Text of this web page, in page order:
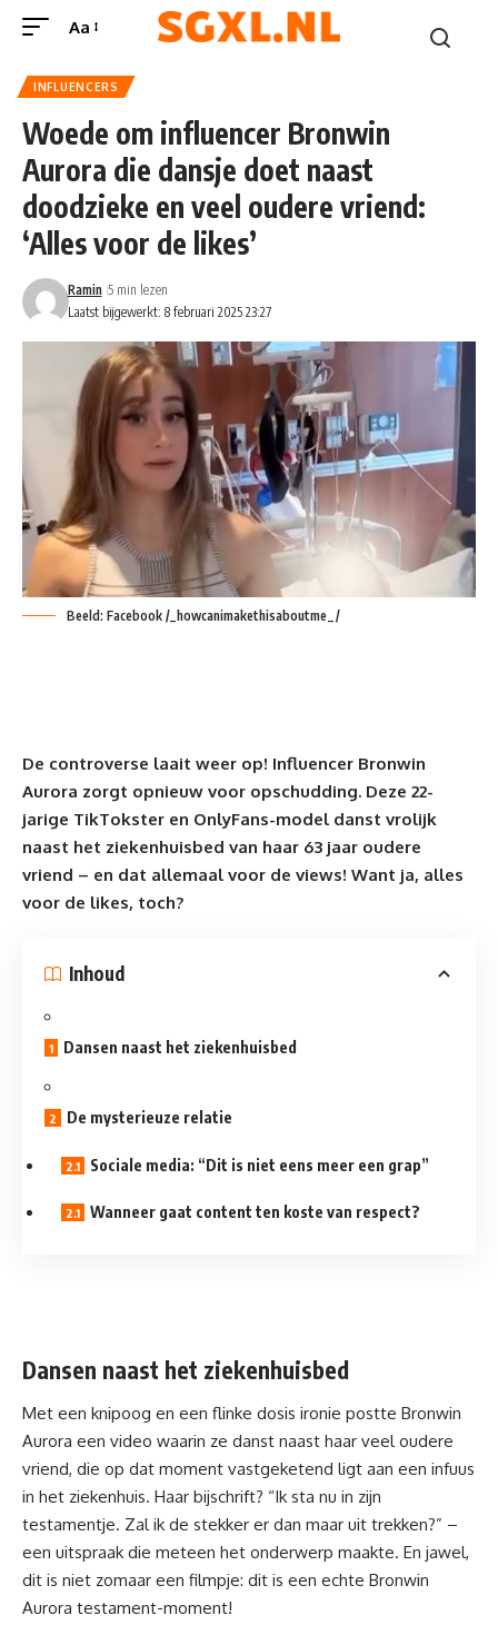
Aa
INFLUENCERS
Woede om influencer Bronwin
Aurora die dansje doet naast
doodzieke en veel oudere vriend:
‘Alles voor de likes’
Laatst bijgewerkt: 8 februari 2025 23:27
Ramin 5 min lezen
Beeld: Facebook /_howcanimakethisaboutme_/
De controverse laait weer op! Influencer Bronwin
Aurora zorgt opnieuw voor opschudding. Deze 22-
jarige TikTokster en OnlyFans-model danst vrolijk
naast het ziekenhuisbed van haar 63 jaar oudere
vriend – en dat allemaal voor de views! Want ja, alles
voor de likes, toch?
Inhoud
Dansen naast het ziekenhuisbed
De mysterieuze relatie
Sociale media: “Dit is niet eens meer een grap”
Wanneer gaat content ten koste van respect?
Dansen naast het ziekenhuisbed
Met een knipoog en een flinke dosis ironie postte Bronwin
Aurora een video waarin ze danst naast haar veel oudere
vriend, die op dat moment vastgeketend ligt aan een infuus
in het ziekenhuis. Haar bijschrift? “Ik sta nu in zijn
testamentje. Zal ik de stekker er dan maar uit trekken?” –
een uitspraak die meteen het onderwerp maakte. En jawel,
dit is niet zomaar een filmpje: dit is een echte Bronwin
Aurora testament-moment!